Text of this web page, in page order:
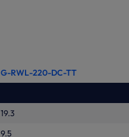
G-RWL-220-DC-TT
19.3
9.5